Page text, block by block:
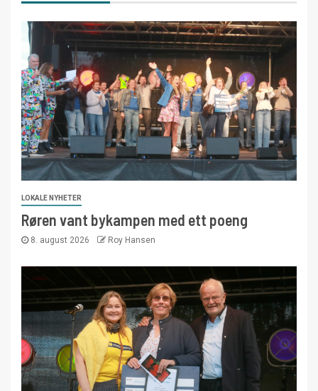
LOKALE NYHETER
Røren vant bykampen med ett poeng
8. august 2026 Roy Hansen